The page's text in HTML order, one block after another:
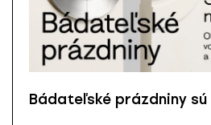
Bádateľské prázdniny